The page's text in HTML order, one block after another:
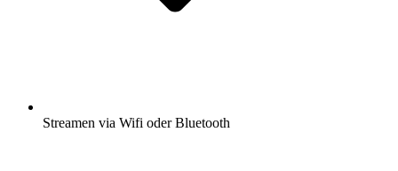
Streamen via Wifi oder Bluetooth